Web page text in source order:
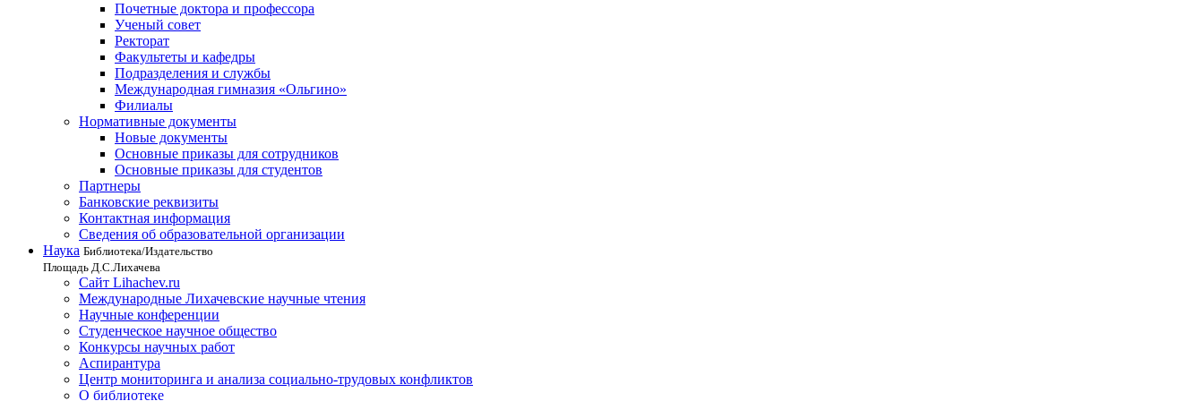
Почетные доктора и профессора
Ученый совет
Ректорат
Факультеты и кафедры
Подразделения и службы
Международная гимназия «Ольгино»
Филиалы
Нормативные документы
Новые документы
Основные приказы для сотрудников
Основные приказы для студентов
Партнеры
Банковские реквизиты
Контактная информация
Сведения об образовательной организации
Наука Библиотека/Издательство
Площадь Д.С.Лихачева
Сайт Lihachev.ru
Международные Лихачевские научные чтения
Научные конференции
Студенческое научное общество
Конкурсы научных работ
Аспирантура
Центр мониторинга и анализа социально-трудовых конфликтов
О библиотеке